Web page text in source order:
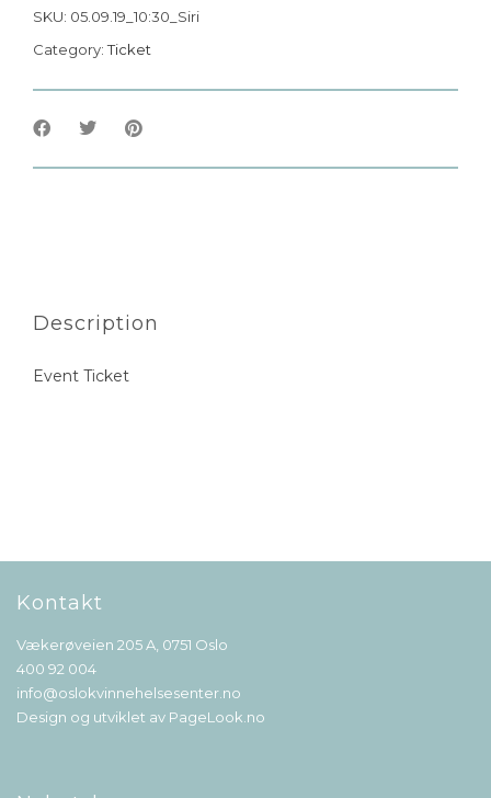
SKU: 05.09.19_10:30_Siri
Category:Ticket
Description
Event Ticket
Kontakt
Vækerøveien 205 A, 0751 Oslo
400 92 004
info@oslokvinnehelsesenter.no
Design og utviklet av PageLook.no